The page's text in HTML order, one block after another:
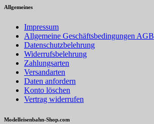
Allgemeines
Impressum
Allgemeine Geschäftsbedingungen AGB
Datenschutzbelehrung
Widerrufsbelehrung
Zahlungsarten
Versandarten
Daten anfordern
Konto löschen
Vertrag widerrufen
Modelleisenbahn-Shop.com